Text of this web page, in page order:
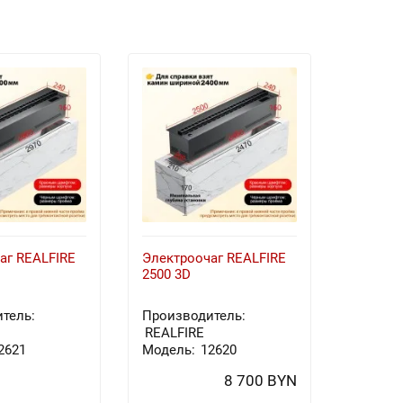
REALFIRE
Электроочаг REALFIRE
2500 3D
Производитель:
REALFIRE
Модель: 12620
8 700 BYN